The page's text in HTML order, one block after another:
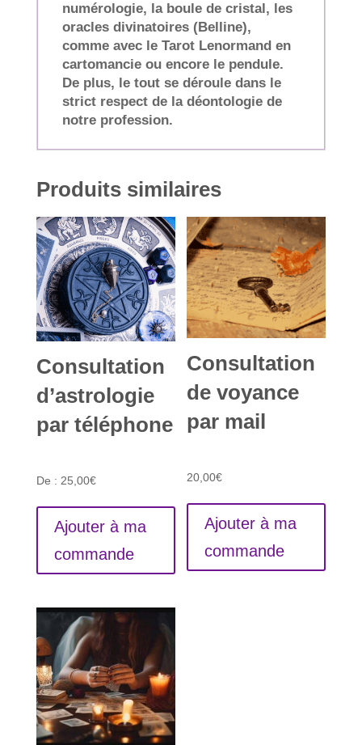
numérologie, la boule de cristal, les
oracles divinatoires (Belline),
comme avec le Tarot Lenormand en
cartomancie ou encore le pendule.
De plus, le tout se déroule dans le
strict respect de la déontologie de
notre profession.
Produits similaires
Consultation
d’astrologie
par téléphone
De : 25,00€
Ajouter à ma
commande
Consultation
de voyance
par mail
20,00€
Ajouter à ma
commande